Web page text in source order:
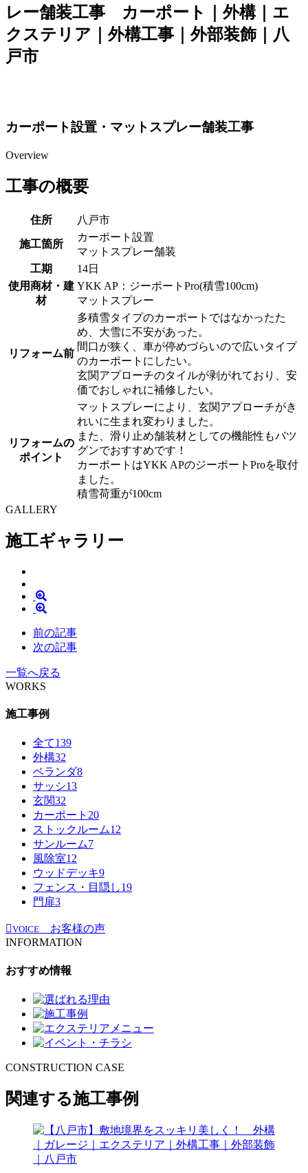
レー舗装工事 カーポート｜外構｜エ
クステリア｜外構工事｜外部装飾｜八
戸市
カーポート設置・マットスプレー舗装工事
Overview
工事の概要
住所 八戸市
施工箇所
カーポート設置
マットスプレー舗装
工期
14日
使用商材・建
材
YKK AP：ジーポートPro(積雪100cm)
マットスプレー
リフォーム前
多積雪タイプのカーポートではなかったた
め、大雪に不安があった。
間口が狭く、車が停めづらいので広いタイプ
のカーポートにしたい。
玄関アプローチのタイルが剥がれており、安
価でおしゃれに補修したい。
リフォームの
ポイント
マットスプレーにより、玄関アプローチがき
れいに生まれ変わりました。
また、滑り止め舗装材としての機能性もバツ
グンでおすすめです！
カーポートはYKK APのジーポートProを取付
ました。
積雪荷重が100cm
GALLERY
施工ギャラリー
前の記事
次の記事
一覧へ戻る
WORKS
施工事例
全て139
外構32
ベランダ8
サッシ13
玄関32
カーポート 20
ストックルーム12
サンルーム7
風除室12
ウッドデッキ9
フェンス・目隠し19
門扉3
VOICE
お客様の声
INFORMATION
おすすめ情報
CONSTRUCTION CASE
関連する施工事例